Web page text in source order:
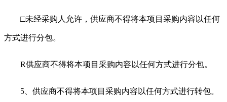
□未经采购人允许，供应商不得将本项目采购内容以任何
方式进行分包。
R供应商不得将本项目采购内容以任何方式进行分包。
5、供应商不得将本项目采购内容以任何方式进行转包。